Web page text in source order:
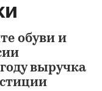
обуви и
выручка